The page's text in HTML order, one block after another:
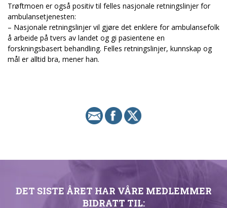
Trøftmoen er også positiv til felles nasjonale retningslinjer for
ambulansetjenesten:
– Nasjonale retningslinjer vil gjøre det enklere for ambulansefolk
å arbeide på tvers av landet og gi pasientene en
forskningsbasert behandling. Felles retningslinjer, kunnskap og
mål er alltid bra, mener han.
DET SISTE ÅRET HAR VÅRE MEDLEMMER
BIDRATT TIL: